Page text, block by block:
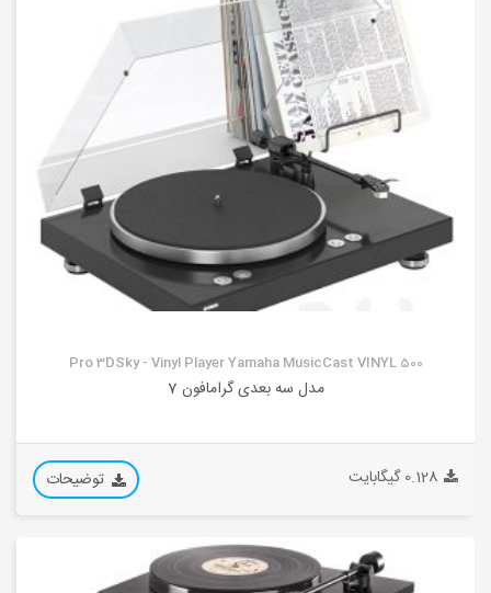
Pro 3DSky - Vinyl Player Yamaha MusicCast VINYL 500
مدل سه بعدی گرامافون 7
0.128 گیگابایت توضیحات